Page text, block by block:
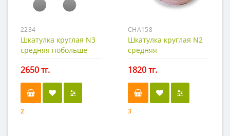
2234
Шкатулка круглая N3
средняя побольше
2650 тг.
2
CHA158
Шкатулка круглая N2
средняя
1820 тг.
3